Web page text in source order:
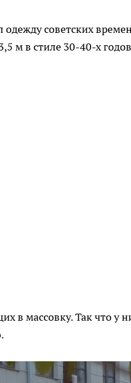
одежду советских
м в стиле 30-40-х
в массовку. Так что у